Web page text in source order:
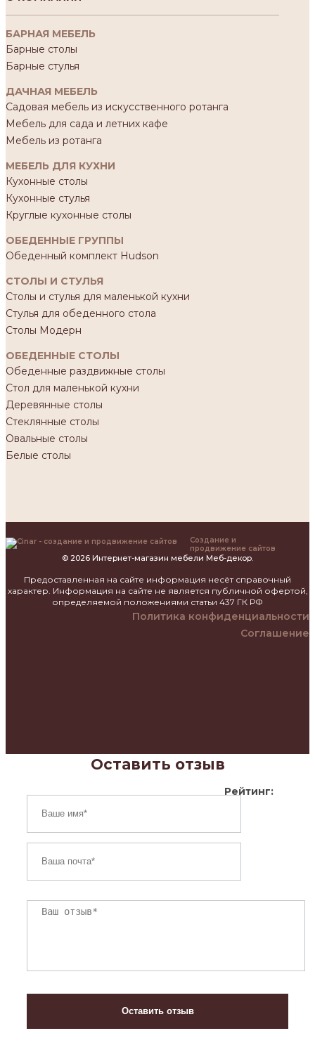
БАРНАЯ МЕБЕЛЬ
Барные столы
Барные стулья
ДАЧНАЯ МЕБЕЛЬ
Садовая мебель из искусственного ротанга
Мебель для сада и летних кафе
Мебель из ротанга
МЕБЕЛЬ ДЛЯ КУХНИ
Кухонные столы
Кухонные стулья
Круглые кухонные столы
ОБЕДЕННЫЕ ГРУППЫ
Обеденный комплект Hudson
СТОЛЫ И СТУЛЬЯ
Столы и стулья для маленькой кухни
Стулья для обеденного стола
Столы Модерн
ОБЕДЕННЫЕ СТОЛЫ
Обеденные раздвижные столы
Стол для маленькой кухни
Деревянные столы
Стеклянные столы
Овальные столы
Белые столы
Создание и
продвижение сайтов
© 2026 Интернет-магазин мебели Меб-декор.
Предоставленная на сайте информация несёт справочный
характер. Информация на сайте не является публичной офертой,
определяемой положениями статьи 437 ГК РФ
Политика конфиденциальности
Соглашение
Оставить отзыв
Рейтинг: